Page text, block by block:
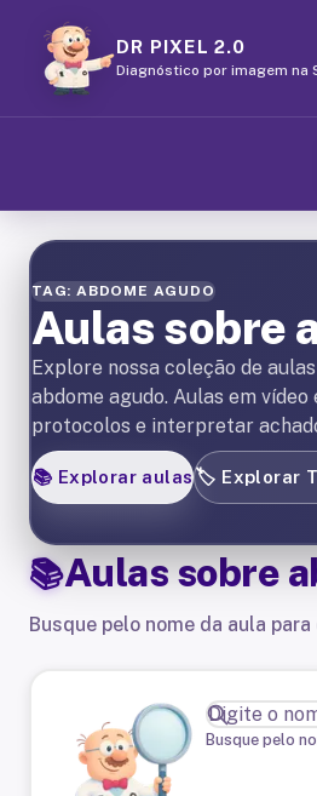
DR PIXEL 2.0
Diagnóstico por imagem na
TAG: ABDOME AGUDO
Aulas sobre
Explore nossa coleção de
abdome agudo. Aulas em
protocolos e interpretar
📚 Explorar aulas🏷️ Explorar
Aulas sobre
Busque pelo nome da aula
Busque pelo